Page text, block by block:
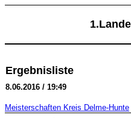
Ergebnisliste
8.06.2016 / 19:49
Meisterschaften Kreis Delme-Hunte